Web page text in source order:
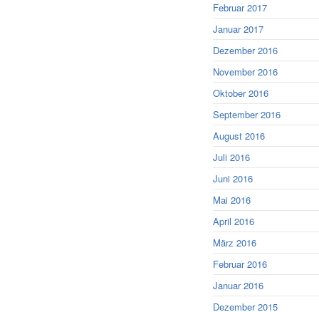
Februar 2017
Januar 2017
Dezember 2016
November 2016
Oktober 2016
September 2016
August 2016
Juli 2016
Juni 2016
Mai 2016
April 2016
März 2016
Februar 2016
Januar 2016
Dezember 2015